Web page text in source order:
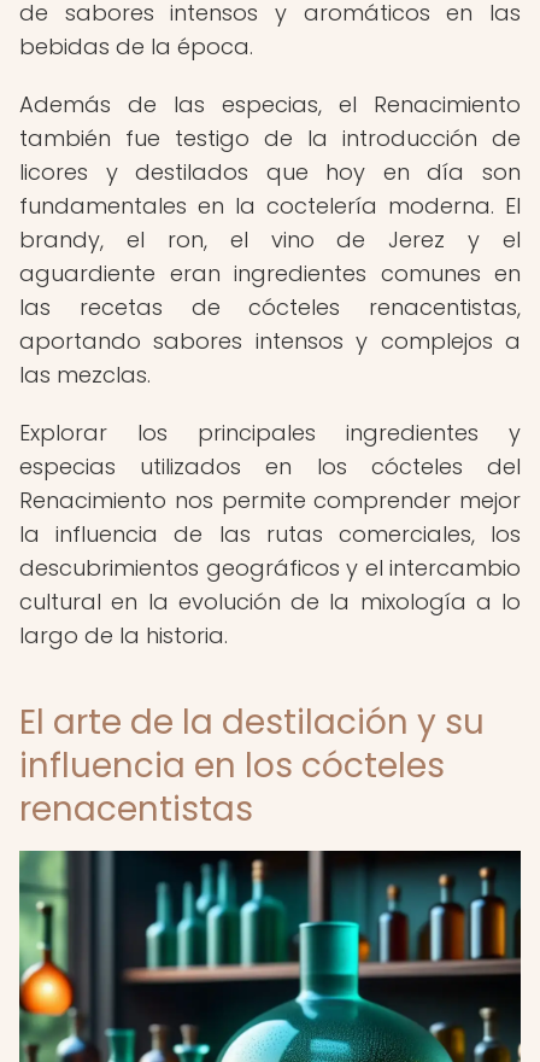
de sabores intensos y aromáticos en las
bebidas de la época.
Además de las especias, el Renacimiento
también fue testigo de la introducción de
licores y destilados que hoy en día son
fundamentales en la coctelería moderna. El
brandy, el ron, el vino de Jerez y el
aguardiente eran ingredientes comunes en
las recetas de cócteles renacentistas,
aportando sabores intensos y complejos a
las mezclas.
Explorar los principales ingredientes y
especias utilizados en los cócteles del
Renacimiento nos permite comprender mejor
la influencia de las rutas comerciales, los
descubrimientos geográficos y el intercambio
cultural en la evolución de la mixología a lo
largo de la historia.
El arte de la destilación y su
influencia en los cócteles
renacentistas